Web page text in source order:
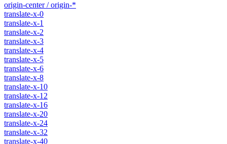
origin-center / origin-*
translate-x-0
translate-x-1
translate-x-2
translate-x-3
translate-x-4
translate-x-5
translate-x-6
translate-x-8
translate-x-10
translate-x-12
translate-x-16
translate-x-20
translate-x-24
translate-x-32
translate-x-40